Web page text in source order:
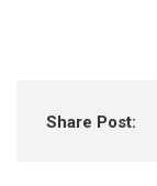
Share Post: